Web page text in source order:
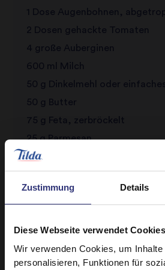
Zustimmung Details
Diese Webseite verwendet Cookies
Wir verwenden Cookies, um
personalisieren, Funktionen für
1 Dose Augenbohnen,
2 Dosen gehackte Tomaten
4 große Auberginen
600 ml Milch
50 g Dinkelmehl oder
50 g Butter
75 g Feta, zerbröckelt
25 g Parmesan
2 Eidotter
Salz und Pfeffer zum Würzen